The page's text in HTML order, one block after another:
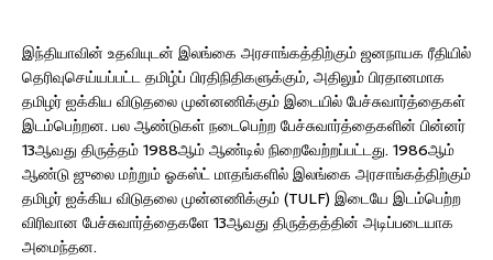
இந்தியாவின் உதவியுடன் இலங்கை அரசாங்கத்திற்கும் ஜனநாயக ரீதியில்
தெரிவுசெய்யப்பட்ட தமிழ்ப் பிரதிநிதிகளுக்கும், அதிலும் பிரதானமாக
தமிழர் ஐக்கிய விடுதலை முன்னணிக்கும் இடையில் பேச்சுவார்த்தைகள்
இடம்பெற்றன. பல ஆண்டுகள் நடைபெற்ற பேச்சுவார்த்தைகளின் பின்னர்
13ஆவது திருத்தம் 1988ஆம் ஆண்டில் நிறைவேற்றப்பட்டது. 1986ஆம்
ஆண்டு ஜுலை மற்றும் ஓகஸ்ட் மாதங்களில் இலங்கை அரசாங்கத்திற்கும்
தமிழர் ஐக்கிய விடுதலை முன்னணிக்கும் (TULF) இடையே இடம்பெற்ற
விரிவான பேச்சுவார்த்தைகளே 13ஆவது திருத்தத்தின் அடிப்படையாக
அமைந்தன.